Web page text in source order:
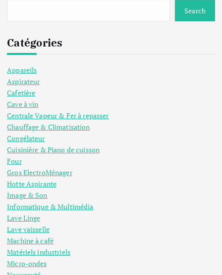
Search
Catégories
Appareils
Aspirateur
Cafetière
Cave à vin
Centrale Vapeur & Fer à repasser
Chauffage & Climatisation
Congélateur
Cuisinière & Piano de cuisson
Four
Gros ElectroMénager
Hotte Aspirante
Image & Son
Informatique & Multimédia
Lave Linge
Lave vaisselle
Machine à café
Matériels industriels
Micro-ondes